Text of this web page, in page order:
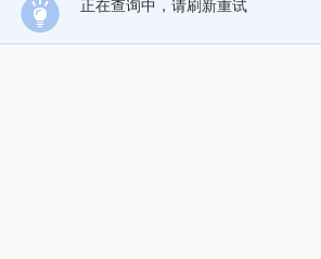
正在查询中，请刷新重试